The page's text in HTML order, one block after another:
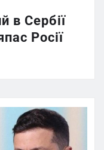
в Сербії
Росії